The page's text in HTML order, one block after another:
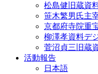
松島健旧蔵資
笹木繁男氏主
京都府寺院重
柳澤孝資料デ
菅沼貞三旧蔵
活動報告
日本語